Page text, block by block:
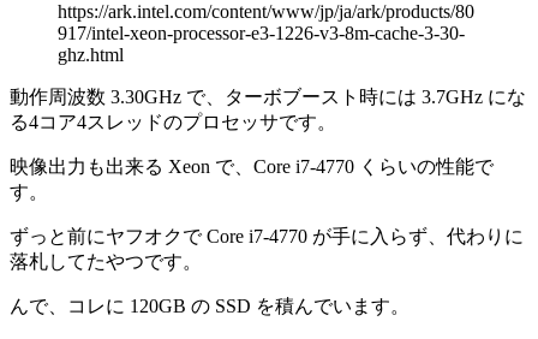
https://ark.intel.com/content/www/jp/ja/ark/products/80
917/intel-xeon-processor-e3-1226-v3-8m-cache-3-30-
ghz.html
動作周波数 3.30GHz で、ターボブースト時には 3.7GHz にな
る4コア4スレッドのプロセッサです。
映像出力も出来る Xeon で、Core i7-4770 くらいの性能で
す。
ずっと前にヤフオクで Core i7-4770 が手に入らず、代わりに
落札してたやつです。
んで、コレに 120GB の SSD を積んでいます。